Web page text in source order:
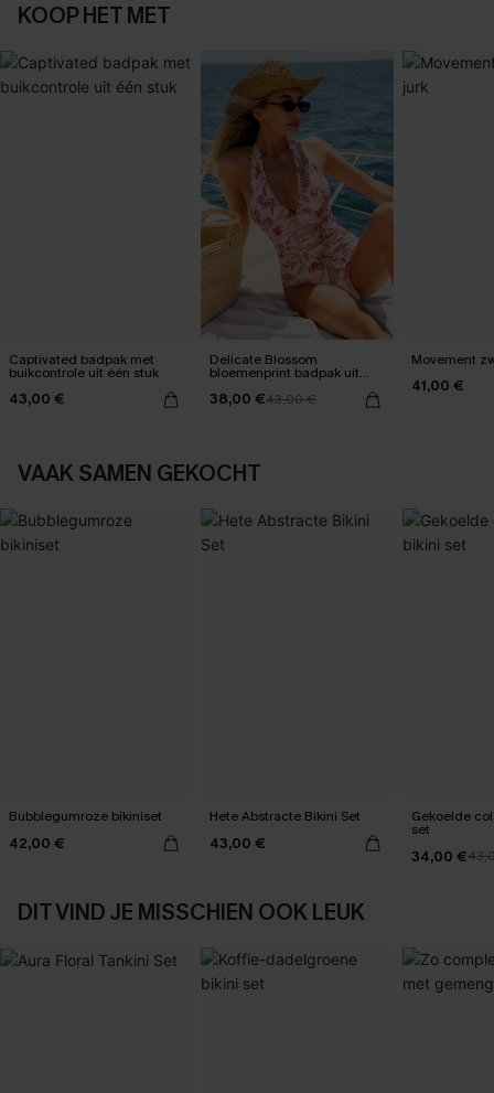
KOOP HET MET
Captivated badpak met
buikcontrole uit één stuk
43,00 €
Delicate Blossom
bloemenprint badpak uit
38,00 €43,00 €
Movement
41,00 €
VAAK SAMEN GEKOCHT
Bubblegumroze bikiniset
42,00 €
Hete Abstracte Bikini Set
43,00 €
Gekoelde
set
34,00 €
DIT VIND JE MISSCHIEN OOK LEUK